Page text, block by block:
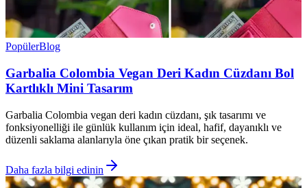
PopülerBlog
Garbalia Colombia Vegan Deri Kadın Cüzdanı Bol
Kartlıklı Mini Tasarım
Garbalia Colombia vegan deri kadın cüzdanı, şık tasarımı ve
fonksiyonelliği ile günlük kullanım için ideal, hafif, dayanıklı ve
düzenli saklama alanlarıyla öne çıkan pratik bir seçenek.
Daha fazla bilgi edinin